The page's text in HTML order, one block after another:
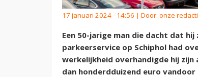
17 januari 2024 - 14:56 | Door: onze
Een 50-jarige man die dacht dat hij
parkeerservice op Schiphol had
werkelijkheid overhandigde hij
dan honderdduizend euro vandoor